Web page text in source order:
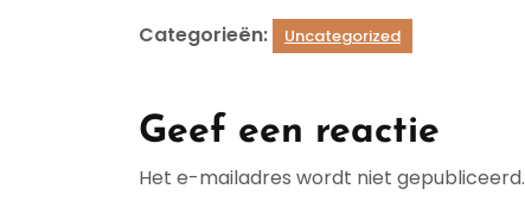
Categorieën:
Uncategorized
Geef een reactie
Het e-mailadres wordt niet gepubliceerd.